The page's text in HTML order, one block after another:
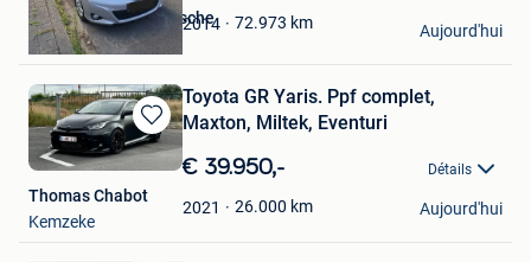
2014 72.973 km
Thomas Vandenbussche
Schoten
Aujourd'hui
Sauvegarder
dans
Favoris
Toyota GR Yaris. Ppf complet,
Maxton, Miltek, Eventuri
€ 39.950,- Détails
2021 26.000 km
Thomas Chabot
Kemzeke
Aujourd'hui